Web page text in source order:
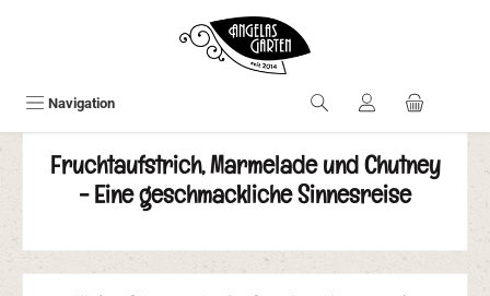
Navigation
Fruchtaufstrich, Marmelade und Chutney
- Eine geschmackliche Sinnesreise